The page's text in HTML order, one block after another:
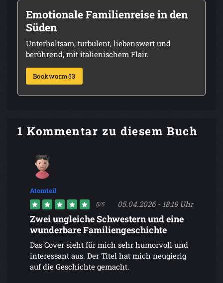
Emotionale Familienreise in den
Süden
Unterhaltsam, turbulent, liebenswert und
berührend, mit italienischem Flair.
Bookworm53
1 Kommentar zu diesem Buch
Atomteil
5/5 05.04.2026 - 18:19 Uhr
Zwei ungleiche Schwestern und eine
wunderbare Familiengeschichte
Das Cover sieht für mich sehr humorvoll und
interessant aus. Der Titel hat mich neugierig
auf die Geschichte gemacht.